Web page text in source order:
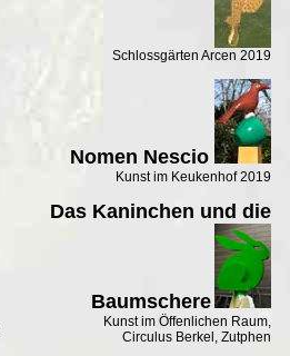
Schlossgärten Arcen 2019
Nomen Nescio
Kunst im Keukenhof 2019
Das Kaninchen und die
Baumschere
Kunst im Öffenlichen Raum,
Circulus Berkel, Zutphen